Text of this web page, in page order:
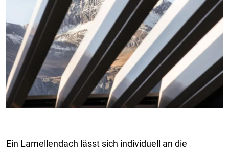
Ein Lamellendach lässt sich individuell an die